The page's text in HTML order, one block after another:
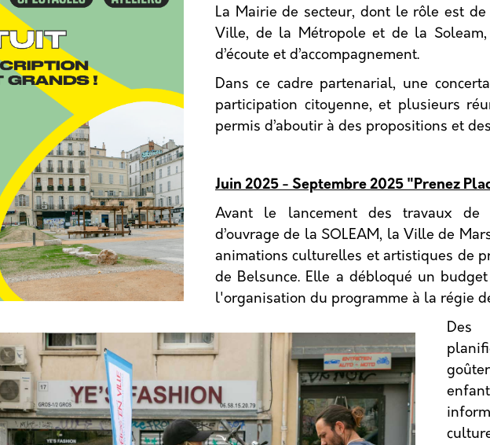
La Mairie de secteur, dont le rôle est
Ville, de la Métropole et de la Soleam,
d’écoute et d’accompagnement.
Dans ce cadre partenarial, une
participation citoyenne, et plusieurs
permis d’aboutir à des propositions et
Juin 2025 - Septembre 2025 "Prenez
Avant le lancement des travaux de
d’ouvrage de la SOLEAM, la Ville de
animations culturelles et artistiques de
de Belsunce. Elle a débloqué un
l'organisation du programme à la régie
Des